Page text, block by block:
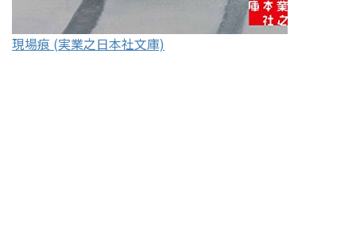
現場痕 (実業之日本社文庫)